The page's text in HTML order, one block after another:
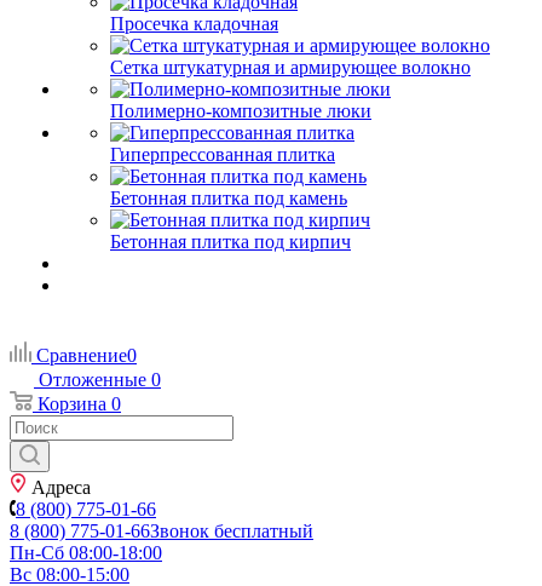
Просечка кладочная
Сетка штукатурная и армирующее волокно
Полимерно-композитные люки
Гиперпрессованная плитка
Бетонная плитка под камень
Бетонная плитка под кирпич
Сравнение0
Отложенные 0
Корзина 0
Адреса
8 (800) 775-01-66
8 (800) 775-01-66Звонок бесплатный
Пн-Сб 08:00-18:00
Вс 08:00-15:00